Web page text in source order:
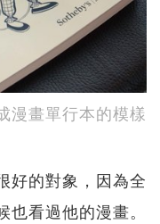
漫畫單行本的模樣
好的對象，因為全
看過他的漫畫。